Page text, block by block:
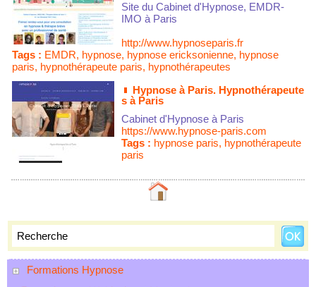
Formations Hypnose
Site du Cabinet d'Hypnose, EMDR-
IMO à Paris
http://www.hypnoseparis.fr
Tags : EMDR, hypnose, hypnose ericksonienne, hypnose
paris, hypnothérapeute paris, hypnothérapeutes
Hypnose à Paris. Hypnothérapeute
s à Paris
Cabinet d'Hypnose à Paris
https://www.hypnose-paris.com
Tags : hypnose paris, hypnothérapeute
paris